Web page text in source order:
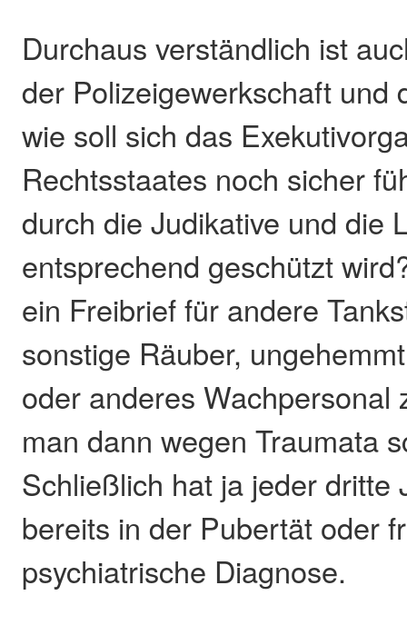
Durchaus verständlich ist
der Polizeigewerkschaft und
wie soll sich das
Rechtsstaates noch sicher
durch die Judikative und die
entsprechend geschützt
ein Freibrief für andere
sonstige Räuber,
oder anderes Wachpersonal
man dann wegen Traumata
Schließlich hat ja jeder dritte
bereits in der Pubertät oder
psychiatrische Diagnose.